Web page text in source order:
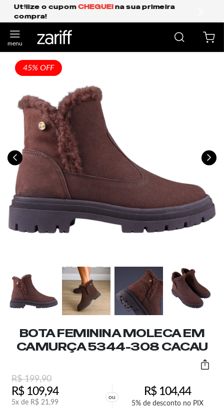
Frete Grátis Expresso para o Sul e São Paulo.
anterior
45% OFF
BOTA FEMININA MOLECA EM
CAMURÇA 5344-308 CACAU
R$199,90
R$109,94
5x de R$ 21,99
ou R$104,44
5% de desconto no PIX